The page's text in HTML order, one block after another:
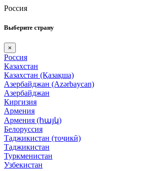
Россия
Выберите страну
×
Россия
Казахстан
Казахстан (Қазақша)
Азербайджан (Azərbaycan)
Азербайджан
Киргизия
Армения
Армения (հայկ)
Белоруссия
Таджикистан (тоҷикӣ)
Таджикистан
Туркменистан
Узбекистан